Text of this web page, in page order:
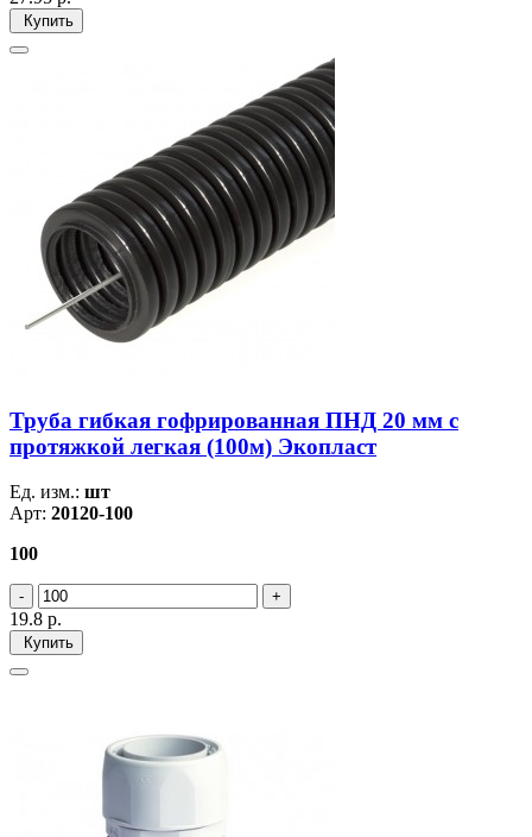
Купить
Труба гибкая гофрированная ПНД 20 мм с
протяжкой легкая (100м) Экопласт
Ед. изм.: шт
Арт: 20120-100
100
19.8 р.
Купить